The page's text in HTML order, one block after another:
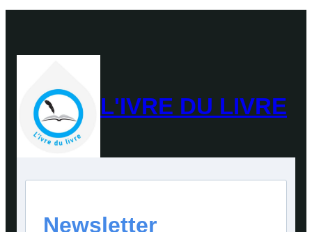
L'IVRE DU LIVRE
Newsletter